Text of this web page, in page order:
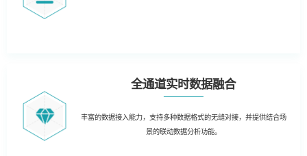
全通道实时数据融合
丰富的数据接入能力，支持多种数据格式的无缝对接，并提供结合场
景的联动数据分析功能。